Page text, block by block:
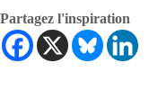
Partagez l'inspiration